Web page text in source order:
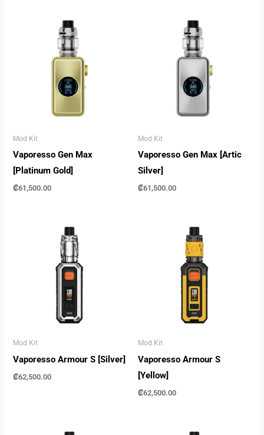
Mod Kit
Vaporesso Gen Max
[Platinum Gold]
₡61,500.00
Mod Kit
Vaporesso Gen Max [Artic
Silver]
₡61,500.00
Mod Kit
Vaporesso Armour S [Silver]
₡62,500.00
Mod Kit
Vaporesso Armour S
[Yellow]
₡62,500.00